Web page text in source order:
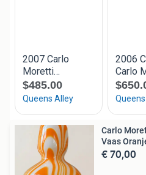
Carlo
Vaas
€ 70,00